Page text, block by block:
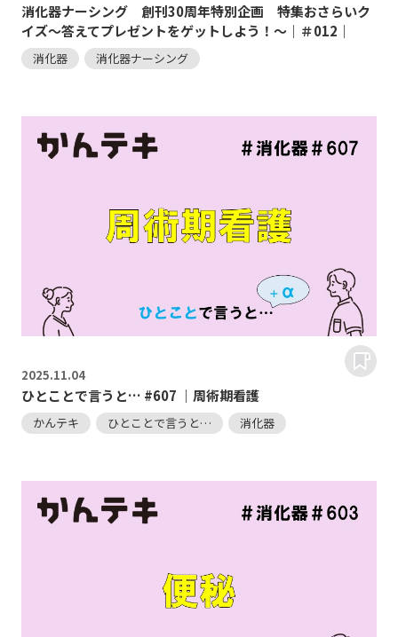
消化器ナーシング 創刊30周年特別企画 特集おさらいク
イズ～答えてプレゼントをゲットしよう！～｜＃012｜
消化器 消化器ナーシング
2025.11.04
ひとことで言うと… #607 ｜周術期看護
かんテキ ひとことで言うと… 消化器